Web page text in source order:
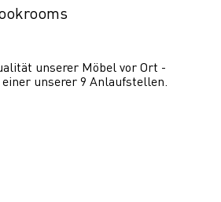
unserer Möbel vor Ort -
unserer 9 Anlaufstellen.